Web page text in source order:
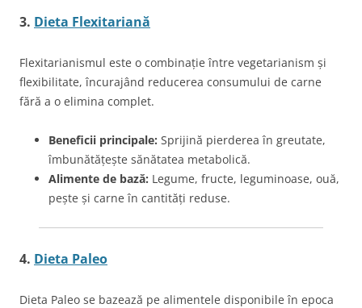
3. Dieta Flexitariană
Flexitarianismul este o combinație între vegetarianism și
flexibilitate, încurajând reducerea consumului de carne
fără a o elimina complet.
Beneficii principale: Sprijină pierderea în greutate,
îmbunătățește sănătatea metabolică.
Alimente de bază: Legume, fructe, leguminoase, ouă,
pește și carne în cantități reduse.
4. Dieta Paleo
Dieta Paleo se bazează pe alimentele disponibile în epoca